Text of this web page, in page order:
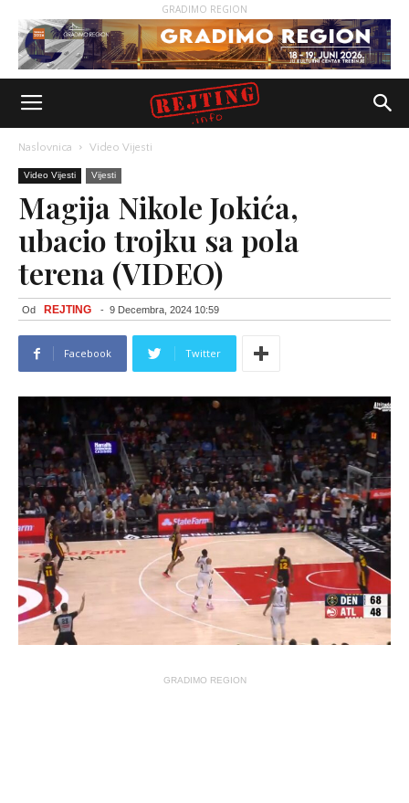
GRADIMO REGION
Naslovnica Video Vijesti
Video Vijesti Vijesti
Magija Nikole Jokića,
ubacio trojku sa pola
terena (VIDEO)
Od REJTING - 9 Decembra, 2024 10:59
Facebook Twitter
GRADIMO REGION